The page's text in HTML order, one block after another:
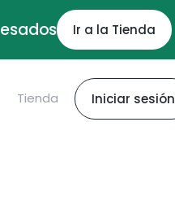
Ir a la Tienda
Tienda Iniciar sesión